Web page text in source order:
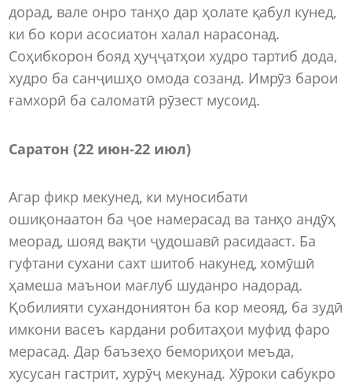
дорад, вале онро танҳо дар ҳолате қабул кунед,
ки бо кори асосиатон халал нарасонад.
Соҳибкорон бояд ҳуҷҷатҳои худро тартиб дода,
худро ба санҷишҳо омода созанд. Имрӯз барои
ғамхорӣ ба саломатӣ рӯзест мусоид.
Саратон (22 июн-22 июл)
Агар фикр мекунед, ки муносибати
ошиқонаатон ба ҷое намерасад ва танҳо андӯҳ
меорад, шояд вақти ҷудошавӣ расидааст. Ба
гуфтани сухани сахт шитоб накунед, хомӯшӣ
ҳамеша маънои мағлуб шуданро надорад.
Қобилияти сухандониятон ба кор меояд, ба зудӣ
имкони васеъ кардани робитаҳои муфид фаро
мерасад. Дар баъзеҳо бемориҳои меъда,
хусусан гастрит, хурӯҷ мекунад. Хӯроки сабукро